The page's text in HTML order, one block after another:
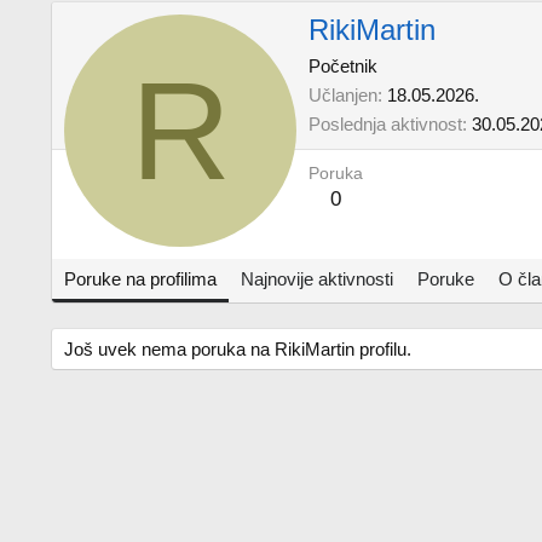
R
RikiMartin
Početnik
Učlanjen 18.05.2026.
Poslednja aktivnost
Poruka
0
Poruke na profilima Najnovije aktivnosti Poruke O
Još uvek nema poruka na RikiMartin profilu.